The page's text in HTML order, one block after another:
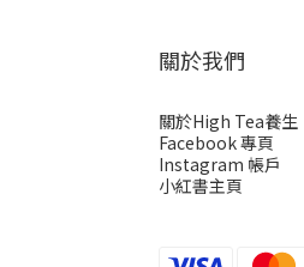
關於我們
關於High Tea養生
Facebook 專頁
Instagram 帳戶
小紅書主頁